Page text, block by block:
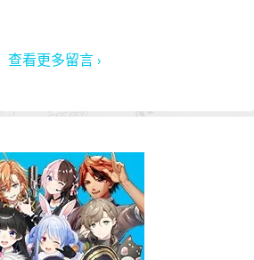
查看更多留言 ›